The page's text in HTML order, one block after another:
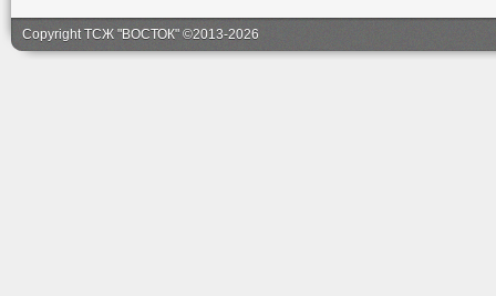
Copyright ТСЖ "ВОСТОК" ©2013-2026